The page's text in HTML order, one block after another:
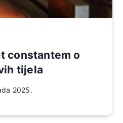
constantem o
tijela
2025.